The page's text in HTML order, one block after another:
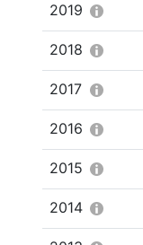
2019
2018
2017
2016
2015
2014